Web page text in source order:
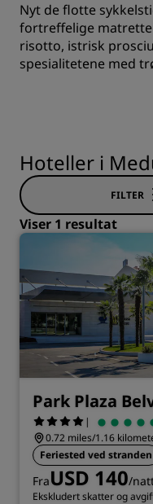
Nyt de flotte
fortreffelige
risotto, istrisk
spesialitetene med
Hoteller i
FILTER
Viser 1 resultat
Park Plaza
|
0.72 miles/1.16
Feriested ved stranden
FraUSD 140/
Ekskludert skatter og